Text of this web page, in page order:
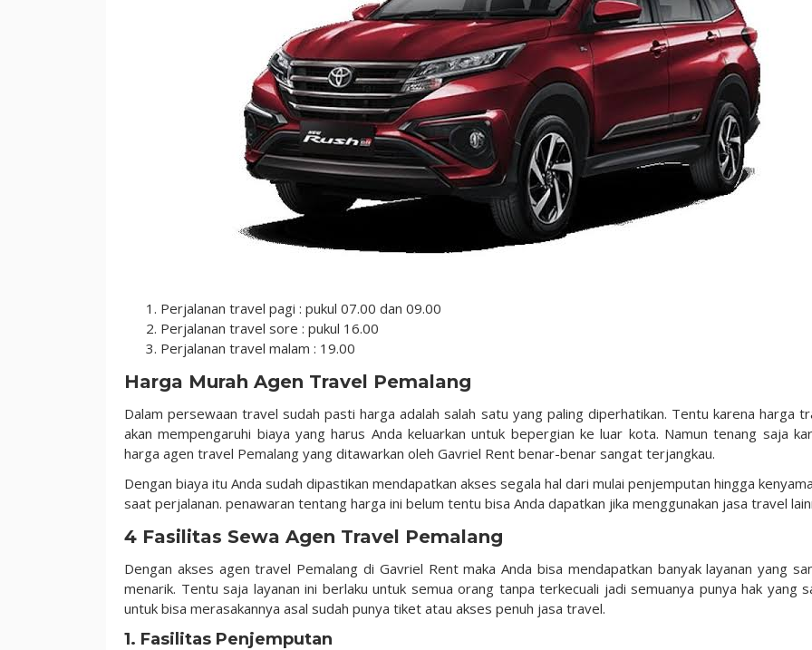
Perjalanan travel pagi : pukul 07.00 dan 09.00
Perjalanan travel sore : pukul 16.00
Perjalanan travel malam : 19.00
Harga Murah Agen Travel Pemalang
Dalam persewaan travel sudah pasti harga adalah salah satu yang paling diperhatikan. Tentu karena harga
akan mempengaruhi biaya yang harus Anda keluarkan untuk bepergian ke luar kota. Namun tenang saja
harga agen travel Pemalang yang ditawarkan oleh Gavriel Rent benar-benar sangat terjangkau.
Dengan biaya itu Anda sudah dipastikan mendapatkan akses segala hal dari mulai penjemputan hingga
saat perjalanan. penawaran tentang harga ini belum tentu bisa Anda dapatkan jika menggunakan jasa travel
4 Fasilitas Sewa Agen Travel Pemalang
Dengan akses agen travel Pemalang di Gavriel Rent maka Anda bisa mendapatkan banyak layanan yang
menarik. Tentu saja layanan ini berlaku untuk semua orang tanpa terkecuali jadi semuanya punya hak yang
untuk bisa merasakannya asal sudah punya tiket atau akses penuh jasa travel.
1. Fasilitas Penjemputan